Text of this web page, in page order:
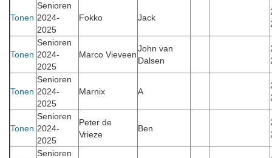
Tonen
Senioren
2024-
2025
Fokko Jack
Tonen
Senioren
2024-
2025
Marco Vieveen
John van
Dalsen
Tonen
Senioren
2024-
2025
Marnix A
Tonen
Senioren
2024-
2025
Peter de
Vrieze
Ben
Senioren